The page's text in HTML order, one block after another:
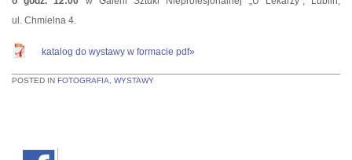
ul. Chmielna 4.
katalog do wystawy w formacie pdf»
POSTED IN FOTOGRAFIA, WYSTAWY